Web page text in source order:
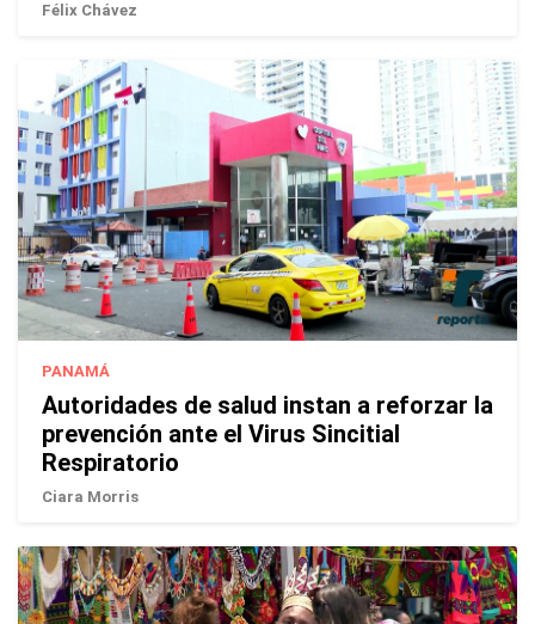
Félix Chávez
PANAMÁ
Autoridades de salud instan a reforzar la
prevención ante el Virus Sincitial
Respiratorio
Ciara Morris